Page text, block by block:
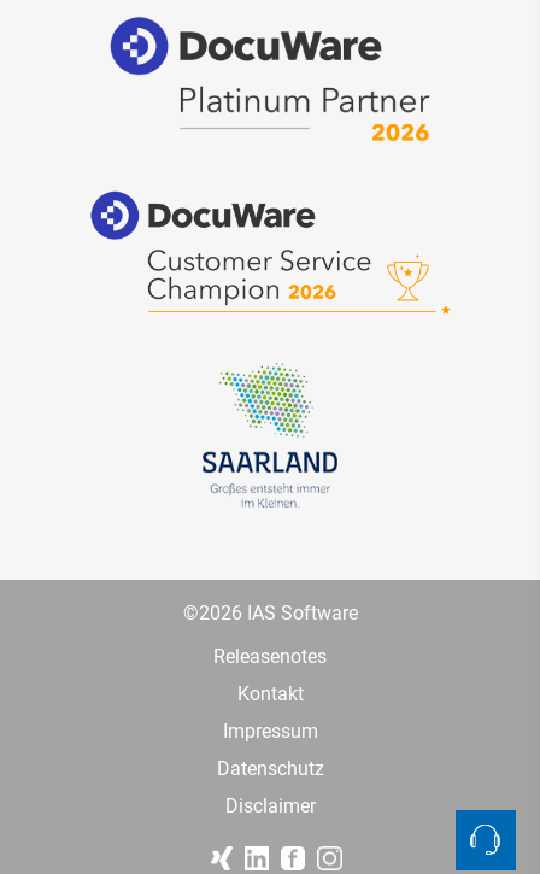
©2026 IAS Software
Releasenotes
Kontakt
Impressum
Datenschutz
Disclaimer